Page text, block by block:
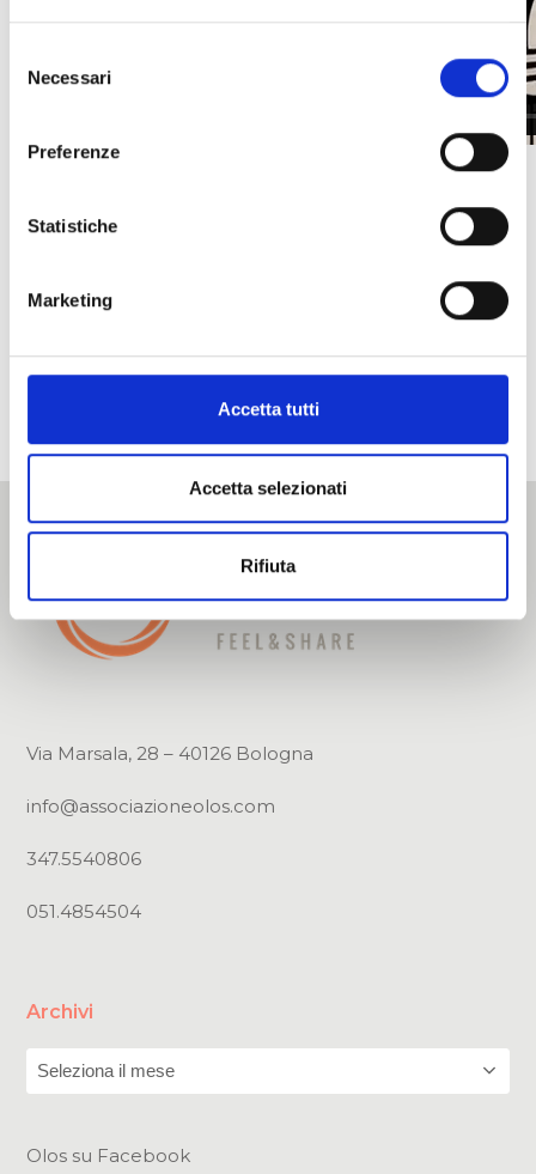
delNecessari
Preferenze
Statistiche
Marketing
Accetta tutti
Accetta selezionati
Rifiuta
Via Marsala, 28 – 40126 Bologna
info@associazioneolos.com
347.5540806
051.4854504
Archivi
Archivi
Olos su Facebook